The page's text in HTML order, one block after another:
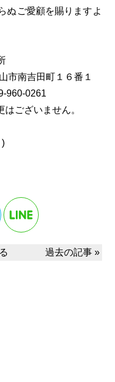
ぬご愛顧を賜りますよ
南吉田町１６番１
960-0261
はございません。
過去の記事 »